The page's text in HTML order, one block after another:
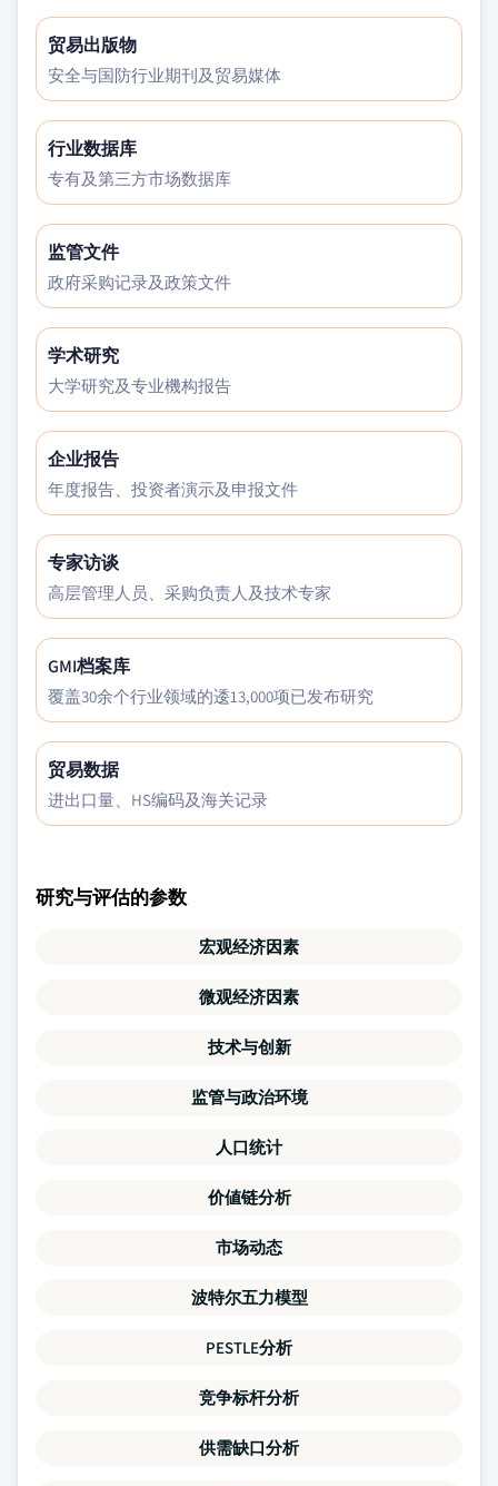
贸易出版物
安全与国防行业期刊及贸易媒体
行业数据库
专有及第三方市场数据库
监管文件
政府采购记录及政策文件
学术研究
大学研究及专业機构报告
企业报告
年度报告、投资者演示及申报文件
专家访谈
高层管理人员、采购负责人及技术专家
GMI档案库
覆盖30余个行业领域的逶13,000项已发布研究
贸易数据
进出口量、HS编码及海关记录
研究与评估的参数
宏观经济因素
微观经济因素
技术与创新
监管与政治环境
人口统计
价値链分析
市场动态
波特尔五力模型
PESTLE分析
竞争标杆分析
供需缺口分析